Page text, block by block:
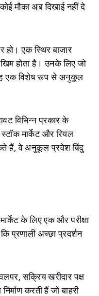
मौका अब दिखाई नहीं दे
हो। एक स्थिर बाजार
होता है। उनके लिए जो
एक विशेष रूप से अनुकूल
विभिन्न प्रकार के
मार्केट और रियल
हैं, वे अनुकूल प्रवेश बिंदु
के लिए एक और परीक्षा
प्रणाली अच्छा प्रदर्शन
सक्रिय खरीदार पक्ष
करती हैं जो बाहरी